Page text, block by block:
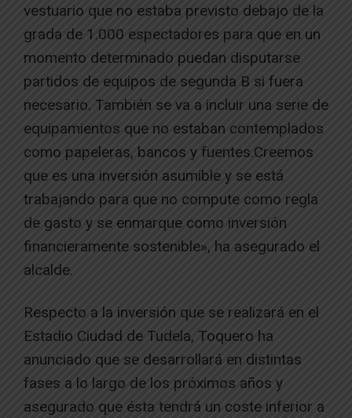
vestuario que no estaba previsto debajo de la
grada de 1.000 espectadores para que en un
momento determinado puedan disputarse
partidos de equipos de segunda B si fuera
necesario. También se va a incluir una serie de
equipamientos que no estaban contemplados
como papeleras, bancos y fuentes.Creemos
que es una inversión asumible y se está
trabajando para que no compute como regla
de gasto y se enmarque como inversión
financieramente sostenible», ha asegurado el
alcalde.
Respecto a la inversión que se realizará en el
Estadio Ciudad de Tudela, Toquero ha
anunciado que se desarrollará en distintas
fases a lo largo de los próximos años y
asegurado que ésta tendrá un coste inferior a